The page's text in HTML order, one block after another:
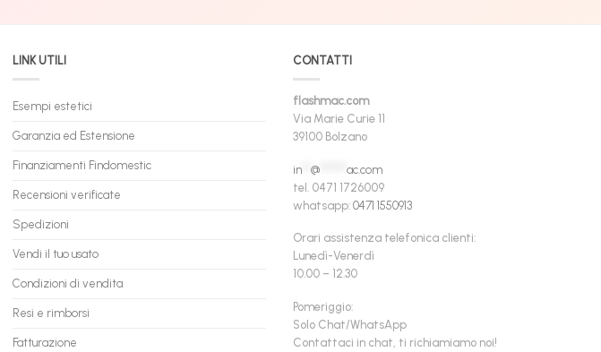
LINK UTILI
Esempi estetici
Garanzia ed Estensione
Finanziamenti Findomestic
Recensioni verificate
Spedizioni
Vendi il tuo usato
Condizioni di vendita
Resi e rimborsi
Fatturazione
CONTATTI
flashmac.com
Via Marie Curie 11
39100 Bolzano
in** @****** ac.com
tel. 0471 1726009
whatsapp: 0471 1550913
Orari assistenza telefonica clienti:
Lunedì-Venerdì
10.00 – 12.30
Pomeriggio:
Solo Chat/WhatsApp
Contattaci in chat, ti richiamiamo noi!